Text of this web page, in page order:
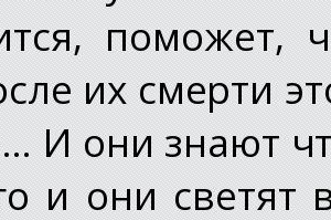
поможет,
их смерти
И они знают
и они светят